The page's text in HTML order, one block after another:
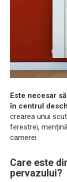
Este necesar
în centrul
crearea unui
ferestrei,
camerei.
Care este
pervazului?